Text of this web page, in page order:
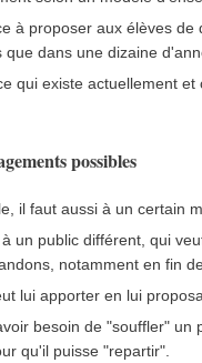
à proposer aux élèves
dans une dizaine
qui existe actuellement et
possibles
il faut aussi à un certain
un public différent, qui
notamment en fin
lui apporter en lui
besoin de "souffler" un
qu'il puisse "repartir".